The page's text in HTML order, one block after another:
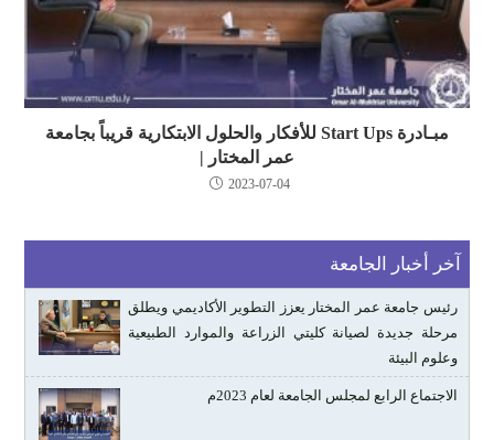
مبـادرة Start Ups للأفكار والحلول الابتكارية قريباً بجامعة
عمر المختار |
2023-07-04
آخر أخبار الجامعة
رئيس جامعة عمر المختار يعزز التطوير الأكاديمي ويطلق
مرحلة جديدة لصيانة كليتي الزراعة والموارد الطبيعية
وعلوم البيئة
الاجتماع الرابع لمجلس الجامعة لعام 2023م